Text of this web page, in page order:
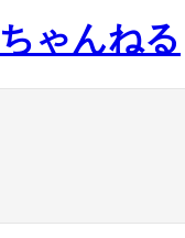
ゃんねる